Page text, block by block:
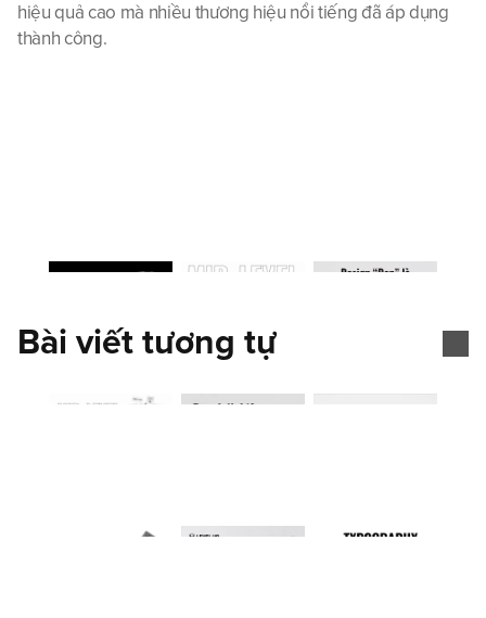
hiệu quả cao mà nhiều thương hiệu nổi tiếng đã áp dụng
thành công.
Bài viết tương tự